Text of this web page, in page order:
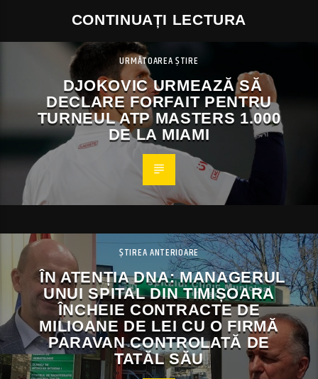
CONTINUAȚI LECTURA
URMĂTOAREA ȘTIRE
DJOKOVIC URMEAZĂ SĂ
DECLARE FORFAIT PENTRU
TURNEUL ATP MASTERS 1.000
DE LA MIAMI
ȘTIREA ANTERIOARE
ÎN ATENȚIA DNA: MANAGERUL
UNUI SPITAL DIN TIMIȘOARA
ÎNCHEIE CONTRACTE DE
MILIOANE DE LEI CU O FIRMĂ
PARAVAN CONTROLATĂ DE
TATĂL SĂU